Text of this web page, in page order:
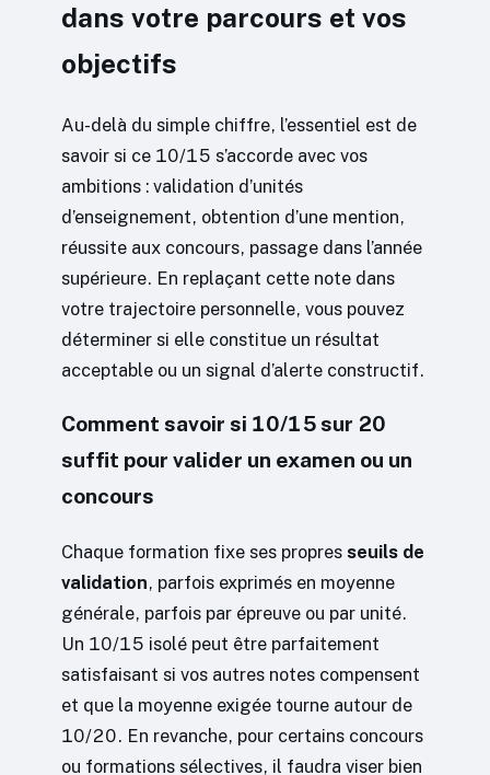
dans votre parcours et vos
objectifs
Au-delà du simple chiffre, l’essentiel est de
savoir si ce 10/15 s’accorde avec vos
ambitions : validation d’unités
d’enseignement, obtention d’une mention,
réussite aux concours, passage dans l’année
supérieure. En replaçant cette note dans
votre trajectoire personnelle, vous pouvez
déterminer si elle constitue un résultat
acceptable ou un signal d’alerte constructif.
Comment savoir si 10/15 sur 20
suffit pour valider un examen ou un
concours
Chaque formation fixe ses propres seuils de
validation, parfois exprimés en moyenne
générale, parfois par épreuve ou par unité.
Un 10/15 isolé peut être parfaitement
satisfaisant si vos autres notes compensent
et que la moyenne exigée tourne autour de
10/20. En revanche, pour certains concours
ou formations sélectives, il faudra viser bien